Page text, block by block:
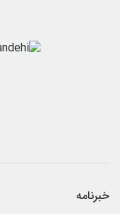
خبرنامه